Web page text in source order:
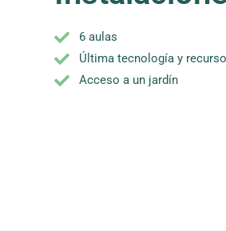
6 aulas
Última tecnología y
Acceso a un jardín